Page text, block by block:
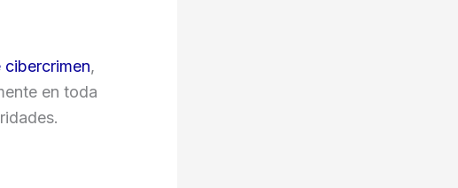
cibercrimen,
en toda